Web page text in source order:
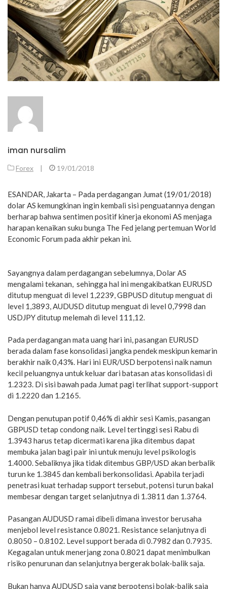
iman nursalim
Forex | 19/01/2018
ESANDAR, Jakarta – Pada perdagangan Jumat (19/01/2018)
dolar AS kemungkinan ingin kembali sisi penguatannya dengan
berharap bahwa sentimen positif kinerja ekonomi AS menjaga
harapan kenaikan suku bunga The Fed jelang pertemuan World
Economic Forum pada akhir pekan ini.
Sayangnya dalam perdagangan sebelumnya, Dolar AS
mengalami tekanan, sehingga hal ini mengakibatkan EURUSD
ditutup menguat di level 1,2239, GBPUSD ditutup menguat di
level 1,3893, AUDUSD ditutup menguat di level 0,7998 dan
USDJPY ditutup melemah di level 111,12.
Pada perdagangan mata uang hari ini, pasangan EURUSD
berada dalam fase konsolidasi jangka pendek meskipun kemarin
berakhir naik 0,43%. Hari ini EUR/USD berpotensi naik namun
kecil peluangnya untuk keluar dari batasan atas konsolidasi di
1.2323. Di sisi bawah pada Jumat pagi terlihat support-support
di 1.2220 dan 1.2165.
Dengan penutupan potif 0,46% di akhir sesi Kamis, pasangan
GBPUSD tetap condong naik. Level tertinggi sesi Rabu di
1.3943 harus tetap dicermati karena jika ditembus dapat
membuka jalan bagi pair ini untuk menuju level psikologis
1.4000. Sebaliknya jika tidak ditembus GBP/USD akan berbalik
turun ke 1.3845 dan kembali berkonsolidasi. Apabila terjadi
penetrasi kuat terhadap support tersebut, potensi turun bakal
membesar dengan target selanjutnya di 1.3811 dan 1.3764.
Pasangan AUDUSD ramai dibeli dimana investor berusaha
menjebol level resistance 0.8021. Resistance selanjutnya di
0.8050 – 0.8102. Level support berada di 0.7982 dan 0.7935.
Kegagalan untuk menerjang zona 0.8021 dapat menimbulkan
risiko penurunan dan selanjutnya bergerak bolak-balik saja.
Bukan hanya AUDUSD saja yang berpotensi bolak-balik saja